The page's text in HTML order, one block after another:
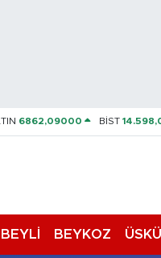
6862,09000 BİST
BEYKOZ